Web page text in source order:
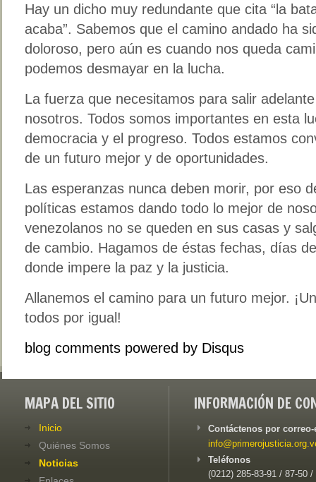
Hay un dicho muy redundante que cita “la
acaba”. Sabemos que el camino andado ha
doloroso, pero aún es cuando nos queda
podemos desmayar en la lucha.
La fuerza que necesitamos para salir
nosotros. Todos somos importantes en esta
democracia y el progreso. Todos estamos
de un futuro mejor y de oportunidades.
Las esperanzas nunca deben morir, por eso
políticas estamos dando todo lo mejor de
venezolanos no se queden en sus casas y
de cambio. Hagamos de éstas fechas, días
donde impere la paz y la justicia.
Allanemos el camino para un futuro mejor.
todos por igual!
blog comments powered by Disqus
MAPA DEL SITIO
Inicio
Quiénes Somos
Noticias
INFORMACIÓN DE
Contáctenos por
Teléfonos
(0212) 285-83-91 / 87-50 /